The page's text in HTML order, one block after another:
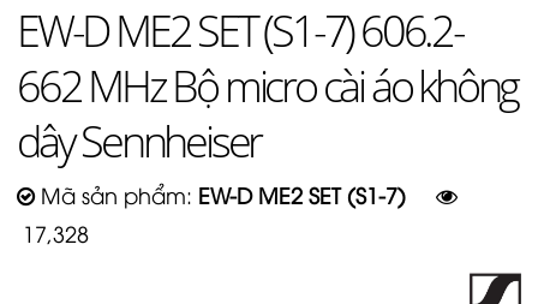
EW-D ME2 SET (S1-7) 606.2-
662 MHz Bộ micro cài áo không
dây Sennheiser
Mã sản phẩm: EW-D ME2 SET (S1-7)
17,328